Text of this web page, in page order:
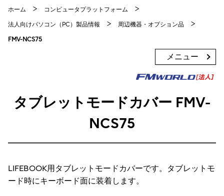
ホーム コンピュータプラットフォーム
法人向けパソコン（PC）製品情報 周辺機器・オプション品
FMV-NCS75
メニュー
タブレットモードカバー FMV-
NCS75
LIFEBOOK用タブレットモードカバーです。タブレットモ
ード時にキーボード面に装着します。